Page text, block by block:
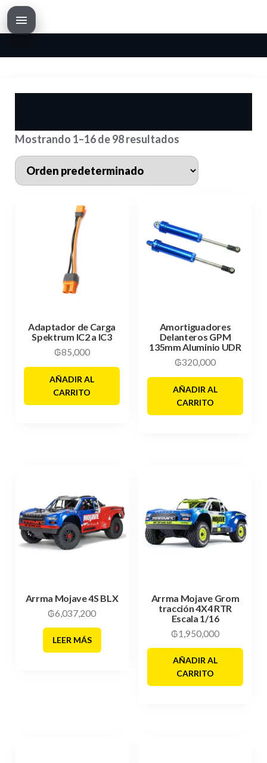
al
Mostrando 1–16 de 98 resultados
Adaptador de Carga
Spektrum IC2 a IC3
₲85,000
AÑADIR AL
CARRITO
Amortiguadores
Delanteros GPM
135mm Aluminio UDR
₲320,000
AÑADIR AL
CARRITO
Arrma Mojave 4S BLX
₲6,037,200
LEER MÁS
Arrma Mojave Grom
tracción 4X4 RTR‎
Escala 1/16
₲1,950,000
AÑADIR AL
CARRITO